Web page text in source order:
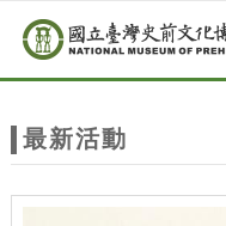
站
主
跳到主要內容
網站導覽
最新活動